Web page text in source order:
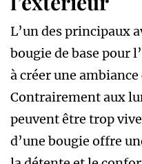
L’un des principaux
bougie de base pour
à créer une
Contrairement aux
peuvent être trop
d’une bougie offre